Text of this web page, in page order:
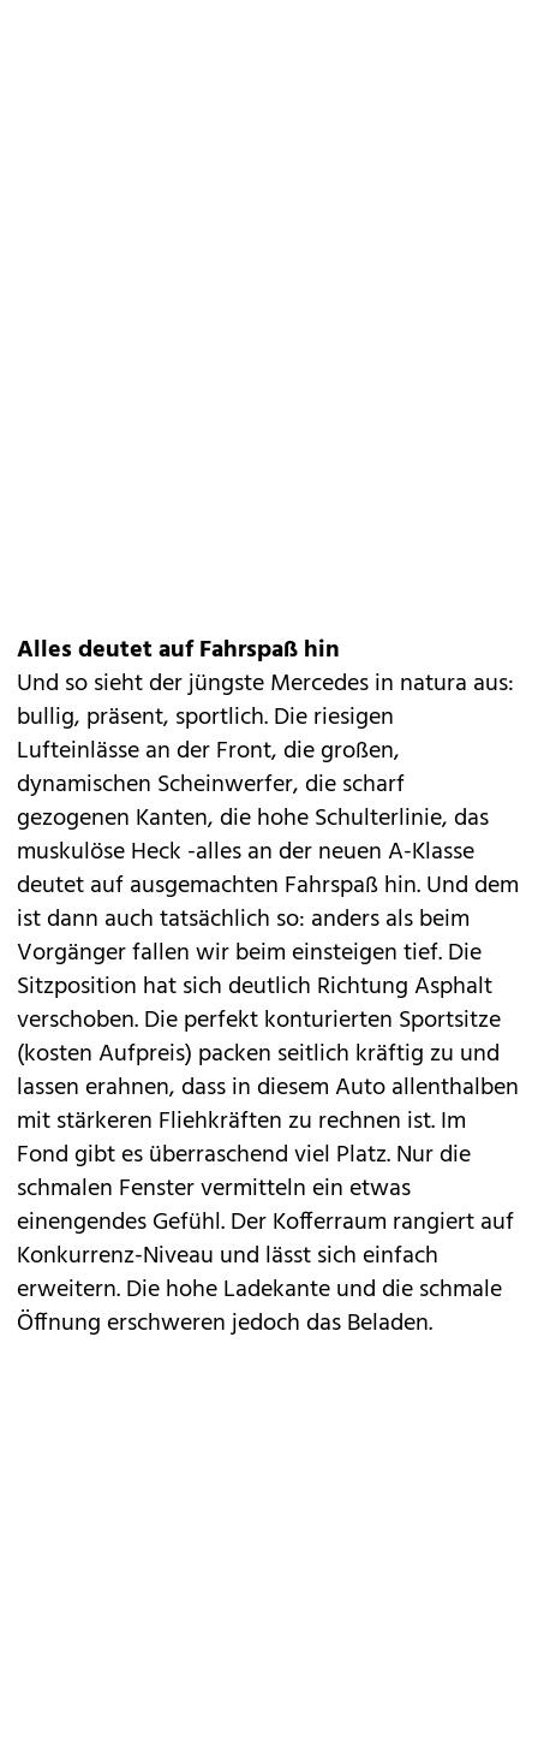
Alles deutet auf Fahrspaß hin
Und so sieht der jüngsteMercedesin natura aus:
bullig, präsent, sportlich. Die riesigen
Lufteinlässe an der Front, die großen,
dynamischen Scheinwerfer, die scharf
gezogenen Kanten, die hohe Schulterlinie, das
muskulöse Heck -alles an der neuen A-Klasse
deutet auf ausgemachten Fahrspaß hin. Und dem
ist dann auch tatsächlich so: anders als beim
Vorgänger fallen wir beim einsteigen tief. Die
Sitzposition hat sich deutlich Richtung Asphalt
verschoben. Die perfekt konturierten Sportsitze
(kosten Aufpreis) packen seitlich kräftig zu und
lassen erahnen, dass in diesem Auto allenthalben
mit stärkeren Fliehkräften zu rechnen ist. Im
Fond gibt es überraschend viel Platz. Nur die
schmalen Fenster vermitteln ein etwas
einengendes Gefühl. Der Kofferraum rangiert auf
Konkurrenz-Niveau und lässt sich einfach
erweitern. Die hohe Ladekante und die schmale
Öffnung erschweren jedoch das Beladen.